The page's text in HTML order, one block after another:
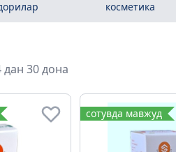
косметика
дан 30 дона
сотувда мавжуд